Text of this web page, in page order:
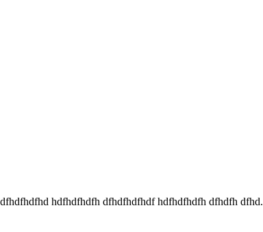
hdfhdfhdfh dfhdfhdfhdf hdfhdfhdfh dfhdfh dfhd.